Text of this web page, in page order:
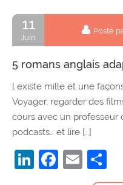
11
Juin
Posté
5 romans anglais
l existe mille et une
Voyager, regarder des
cours avec un professeur
podcasts… et lire […]
LinkedIn
Email